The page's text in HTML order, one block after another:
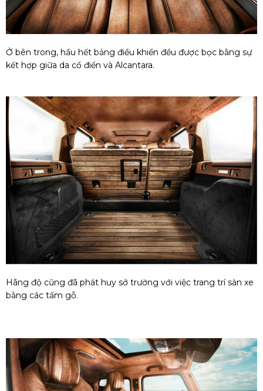
Ở bên trong, hầu hết bảng điều khiển đều được bọc bằng sự
kết hợp giữa da cổ điển và Alcantara.
Hãng độ cũng đã phát huy sở trường với việc trang trí sàn xe
bằng các tấm gỗ.